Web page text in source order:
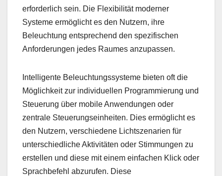
erforderlich sein. Die Flexibilität moderner
Systeme ermöglicht es den Nutzern, ihre
Beleuchtung entsprechend den spezifischen
Anforderungen jedes Raumes anzupassen.
Intelligente Beleuchtungssysteme bieten oft die
Möglichkeit zur individuellen Programmierung und
Steuerung über mobile Anwendungen oder
zentrale Steuerungseinheiten. Dies ermöglicht es
den Nutzern, verschiedene Lichtszenarien für
unterschiedliche Aktivitäten oder Stimmungen zu
erstellen und diese mit einem einfachen Klick oder
Sprachbefehl abzurufen. Diese